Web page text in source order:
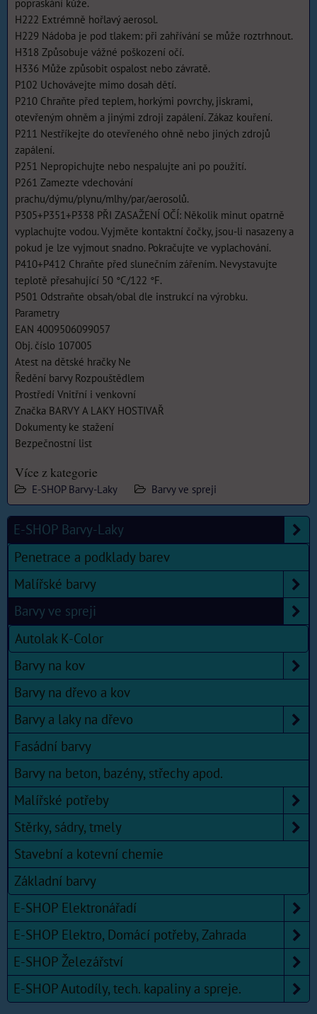
popraskání kůže.
H222 Extrémně hořlavý aerosol.
H229 Nádoba je pod tlakem: při zahřívání se může roztrhnout.
H318 Způsobuje vážné poškození očí.
H336 Může způsobit ospalost nebo závratě.
P102 Uchovávejte mimo dosah dětí.
P210 Chraňte před teplem, horkými povrchy, jiskrami,
otevřeným ohněm a jinými zdroji zapálení. Zákaz kouření.
P211 Nestříkejte do otevřeného ohně nebo jiných zdrojů
zapálení.
P251 Nepropichujte nebo nespalujte ani po použití.
P261 Zamezte vdechování
prachu/dýmu/plynu/mlhy/par/aerosolů.
P305+P351+P338 PŘI ZASAŽENÍ OČÍ: Několik minut opatrně
vyplachujte vodou. Vyjměte kontaktní čočky, jsou-li nasazeny a
pokud je lze vyjmout snadno. Pokračujte ve vyplachování.
P410+P412 Chraňte před slunečním zářením. Nevystavujte
teplotě přesahující 50 °C/122 °F.
P501 Odstraňte obsah/obal dle instrukcí na výrobku.
Parametry
EAN 4009506099057
Obj. číslo 107005
Atest na dětské hračky Ne
Ředění barvy Rozpouštědlem
Prostředí Vnitřní i venkovní
Značka BARVY A LAKY HOSTIVAŘ
Dokumenty ke stažení
Bezpečnostní list
Více z kategorie
E-SHOP Barvy-Laky Barvy ve spreji
E-SHOP Barvy-Laky
Penetrace a podklady barev
Malířské barvy
Barvy ve spreji
Autolak K-Color
Barvy na kov
Barvy na dřevo a kov
Barvy a laky na dřevo
Fasádní barvy
Barvy na beton, bazény, střechy apod.
Malířské potřeby
Stěrky, sádry, tmely
Stavební a kotevní chemie
Základní barvy
E-SHOP Elektronářadí
E-SHOP Elektro, Domácí potřeby, Zahrada
E-SHOP Železářství
E-SHOP Autodíly, tech. kapaliny a spreje.